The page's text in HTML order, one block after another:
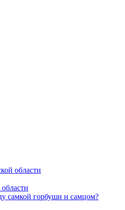
области
самкой горбуши и самцом?